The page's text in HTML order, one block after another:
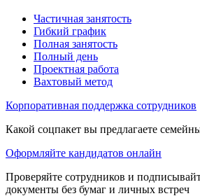
Частичная занятость
Гибкий график
Полная занятость
Полный день
Проектная работа
Вахтовый метод
Корпоративная поддержка сотрудников
Какой соцпакет вы предлагаете
Оформляйте кандидатов онлайн
Проверяйте сотрудников и
документы без бумаг и личных встреч